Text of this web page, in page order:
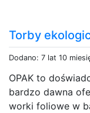
Torby
Dodano: 7 lat 10
OPAK to
bardzo dawna
worki foliowe w